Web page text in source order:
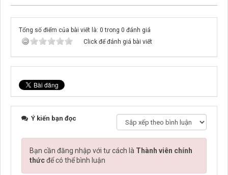
Tổng số điểm của bài viết là: 0 trong 0 đánh giá
Click để đánh giá bài viết
Ý kiến bạn đọc
Bạn cần đăng nhập với tư cách là Thành viên chính
thứcđể có thể bình luận